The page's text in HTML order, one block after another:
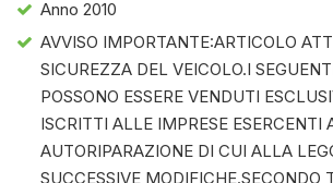
Anno 2010
AVVISO IMPORTANTE:ARTICOLO
SICUREZZA DEL VEICOLO.I
POSSONO ESSERE VENDUTI
ISCRITTI ALLE IMPRESE ESERCENTI
AUTORIPARAZIONE DI CUI ALLA
SUCCESSIVE MODIFICHE.SECONDO